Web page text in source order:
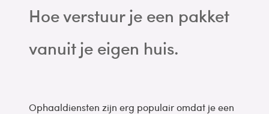
Hoe verstuur je een pakket
vanuit je eigen huis.
Ophaaldiensten zijn erg populair omdat je een